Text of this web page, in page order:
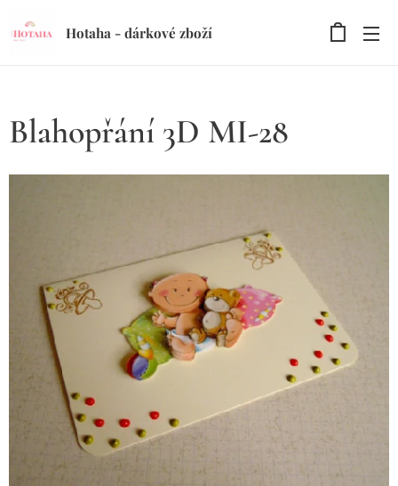
Hotaha - dárkové zboží
Blahopřání 3D MI-28